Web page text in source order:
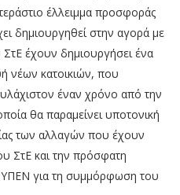
έλλειµµα προσφοράς
δηµιουργηθεί στην αγορά µε
έχουν δηµιουργήσει ένα
νέων κατοικιών, που
έναν χρόνο από την
θα παραµείνει υποτονική
των αλλαγών που έχουν
ΣτΕ και την πρόσφατη
για τη συµµόρφωση του